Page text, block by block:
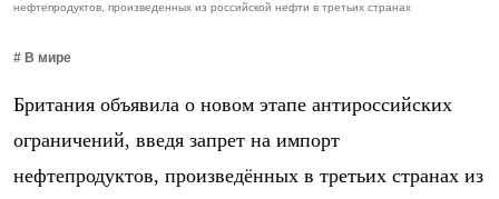
нефтепродуктов, произведенных из российской нефти в третьих странах
# В мире
Британия объявила о новом этапе антироссийских
ограничений, введя запрет на импорт
нефтепродуктов, произведённых в третьих странах из